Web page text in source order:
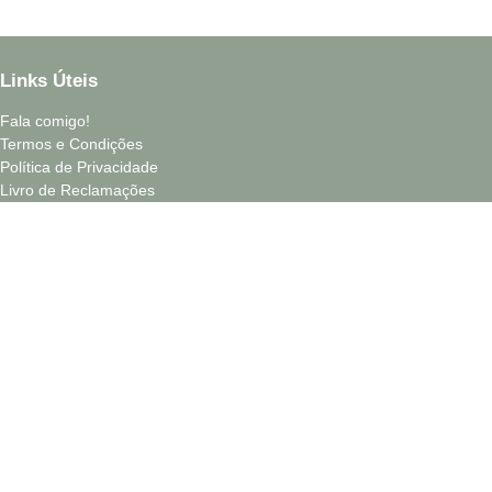
Links Úteis
Fala comigo!
Termos e Condições
Política de Privacidade
Livro de Reclamações